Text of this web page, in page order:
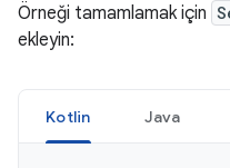
Örneği tamamlamak için
ekleyin:
Kotlin Java